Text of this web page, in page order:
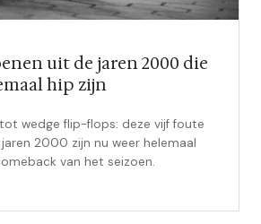
uit de jaren 2000 die
hip zijn
wedge flip-flops: deze vijf foute
2000 zijn nu weer helemaal
van het seizoen.